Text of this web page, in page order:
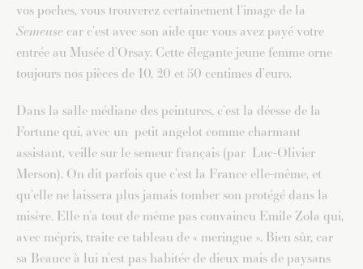
vos poches, vous trouverez certainement l’image de la
Semeuse car c’est avec son aide que vous avez payé votre
entrée au Musée d’Orsay. Cette élegante jeune femme orne
toujours nos pièces de 10, 20 et 50 centimes d’euro.
Dans la salle médiane des peintures, c’est la déesse de la
Fortune qui, avec un petit angelot comme charmant
assistant, veille sur le semeur français (par Luc-Olivier
Merson). On dit parfois que c’est la France elle-même, et
qu’elle ne laissera plus jamais tomber son protégé dans la
misère. Elle n’a tout de même pas convaincu Emile Zola qui,
avec mépris, traite ce tableau de « meringue ». Bien sûr, car
sa Beauce à lui n’est pas habitée de dieux mais de paysans